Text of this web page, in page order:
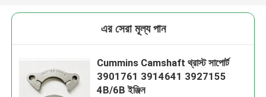
এর সেরা মূল্য পান
Cummins Camshaft থ্রাস্ট সাপোর্ট
3901761 3914641 3927155
4B/6B ইঞ্জিন